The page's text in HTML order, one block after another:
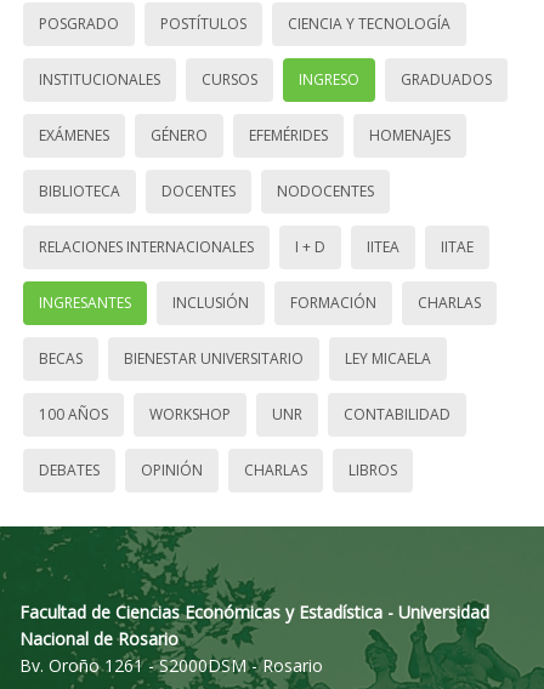
POSGRADO POSTÍTULOS CIENCIA Y TECNOLOGÍA
INSTITUCIONALES CURSOS INGRESO GRADUADOS
EXÁMENES GÉNERO EFEMÉRIDES HOMENAJES
BIBLIOTECA DOCENTES NODOCENTES
RELACIONES INTERNACIONALES I + D IITEA IITAE
INGRESANTES INCLUSIÓN FORMACIÓN CHARLAS
BECAS BIENESTAR UNIVERSITARIO LEY MICAELA
100 AÑOS WORKSHOP UNR CONTABILIDAD
DEBATES OPINIÓN CHARLAS LIBROS
Facultad de Ciencias Económicas y Estadística - Universidad
Nacional de Rosario
Bv. Oroño 1261 - S2000DSM - Rosario